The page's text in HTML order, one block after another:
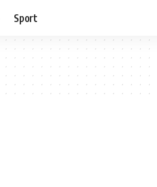
Sport